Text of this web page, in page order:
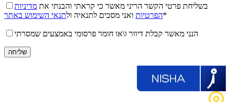
בשליחת פרטי הקשר הריני מאשר כי קראתי והבנתי את מדיניות
הפרטיות ואני מסכים לתנאיה ולתנאי השימוש באתר *
הנני מאשר קבלת דיוור ו\או חומר פרסומי באמצעים שמסרתי